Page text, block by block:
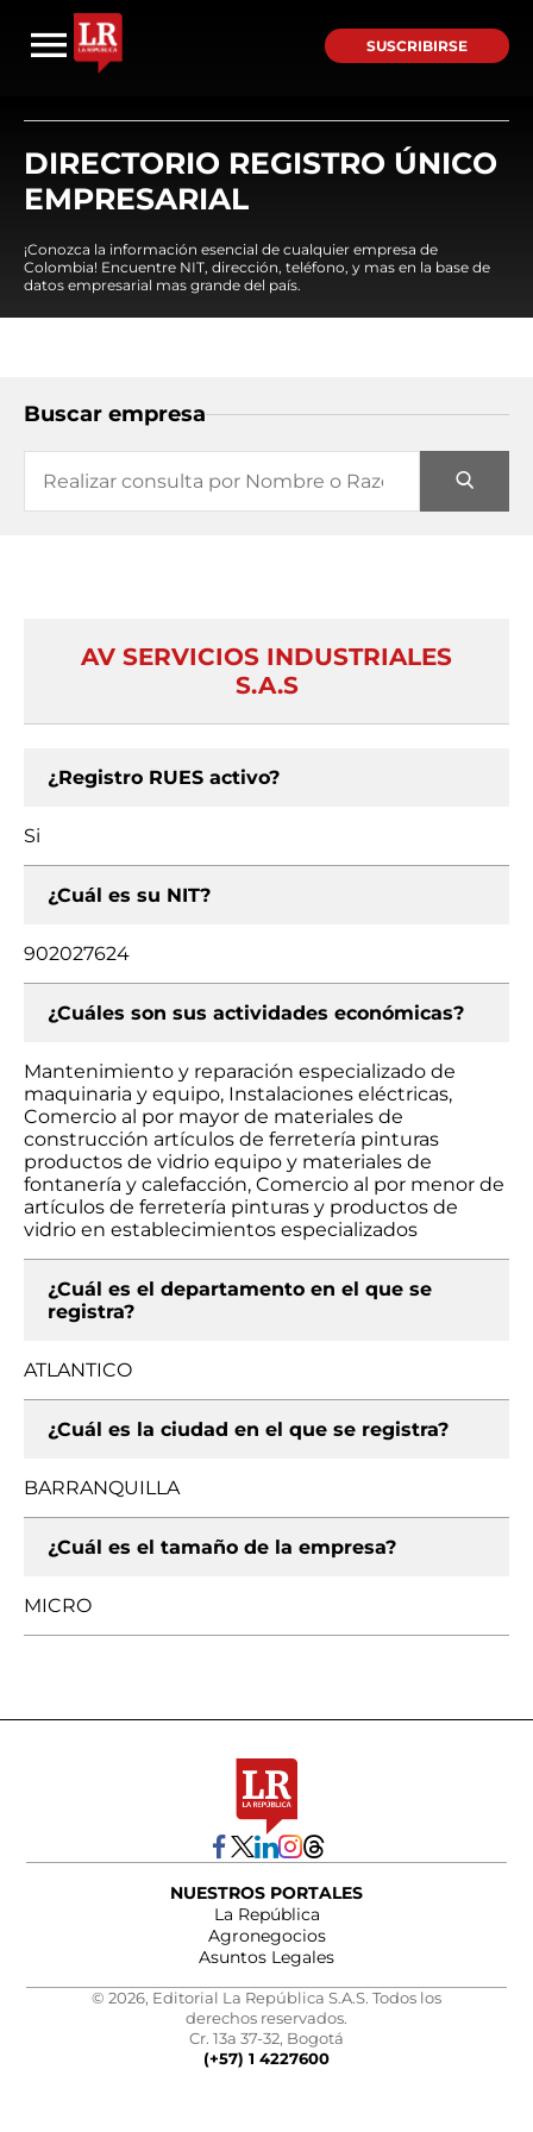
SUSCRIBIRSE
DIRECTORIO REGISTRO ÚNICO
EMPRESARIAL
¡Conozca la información esencial de cualquier empresa de
Colombia! Encuentre NIT, dirección, teléfono, y mas en la base de
datos empresarial mas grande del país.
Buscar empresa
AV SERVICIOS INDUSTRIALES
S.A.S
¿Registro RUES activo?
Si
¿Cuál es su NIT?
902027624
¿Cuáles son sus actividades económicas?
Mantenimiento y reparación especializado de
maquinaria y equipo, Instalaciones eléctricas,
Comercio al por mayor de materiales de
construcción artículos de ferretería pinturas
productos de vidrio equipo y materiales de
fontanería y calefacción, Comercio al por menor de
artículos de ferretería pinturas y productos de
vidrio en establecimientos especializados
¿Cuál es el departamento en el que se
registra?
ATLANTICO
¿Cuál es la ciudad en el que se registra?
BARRANQUILLA
¿Cuál es el tamaño de la empresa?
MICRO
NUESTROS PORTALES
La República
Agronegocios
Asuntos Legales
© 2026, Editorial La República S.A.S. Todos los
derechos reservados.
Cr. 13a 37-32, Bogotá
(+57) 1 4227600